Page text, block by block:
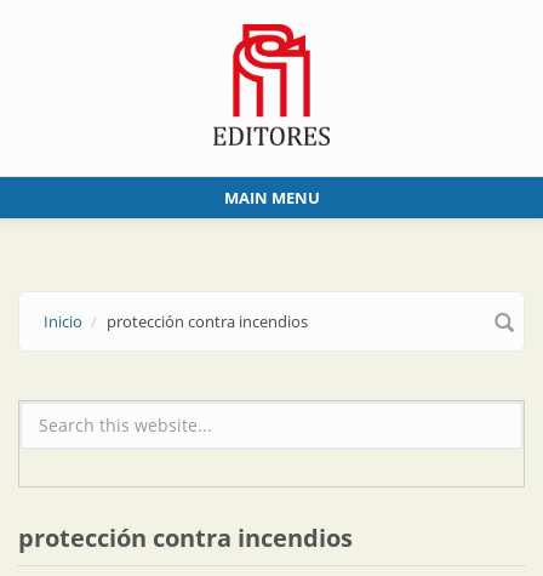
MAIN MENU
Inicio protección contra incendios
Formulario de búsqueda
protección contra incendios